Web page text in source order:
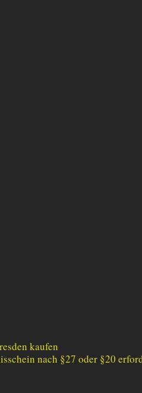
kaufen
nach §27 oder §20